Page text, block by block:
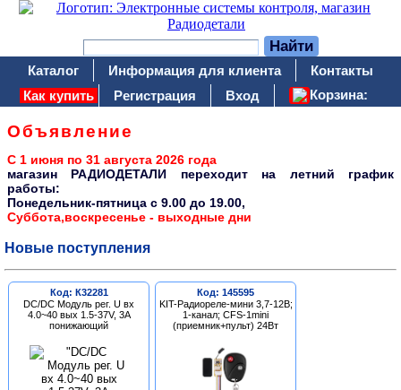
Каталог Информация для клиента
Контакты
Как купить
Регистрация Вход Корзина:
Объявление
С 1 июня по 31 августа 2026 года
магазин РАДИОДЕТАЛИ переходит на летний график
работы:
Понедельник-пятница c 9.00 до 19.00,
Суббота,воскресенье - выходные дни
Новые поступления
Код: К32281
DC/DC Модуль рег. U вх
4.0~40 вых 1.5-37V, 3A
понижающий
Код: 145595
KIT-Радиореле-мини 3,7-12В;
1-канал; CFS-1mini
(приемник+пульт) 24Вт